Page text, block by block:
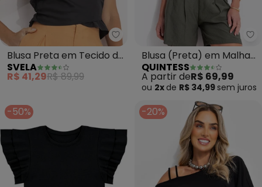
Svela - Blusa Preta em Tecido
Blusa Preta em Tecido de
Tricoline
SVELA
R$ 41,29R$ 89,99
Blusa (Preta) em Malha
de Algodão
QUINTESS
A partir deR$ 69,99
ou 2x de R$ 34,99 sem juros
-50% -20%